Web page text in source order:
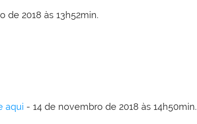
de 2018 às 13h52min.
aqui - 14 de novembro de 2018 às 14h50min.